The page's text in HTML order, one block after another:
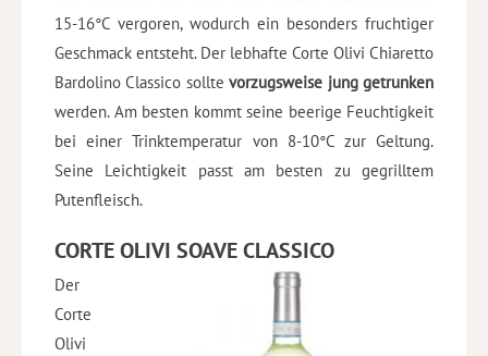
15-16°C vergoren, wodurch ein besonders fruchtiger
Geschmack entsteht. Der lebhafte Corte Olivi Chiaretto
Bardolino Classico solltevorzugsweise jung getrunken
werden. Am besten kommt seine beerige Feuchtigkeit
bei einer Trinktemperatur von 8-10°C zur Geltung.
Seine Leichtigkeit passt am besten zu gegrilltem
Putenfleisch.
CORTE OLIVI SOAVE CLASSICO
Der
Corte
Olivi